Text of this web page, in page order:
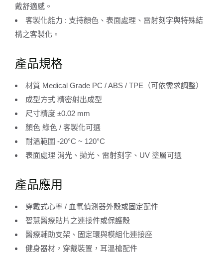
戴舒適感。
客製化能力 : 支持顏色、表面處理、雷射刻字與特殊結
構之客製化。
產品規格
材質 Medical Grade PC / ABS / TPE（可依需求調整）
成型方式 精密射出成型
尺寸精度 ±0.02 mm
顏色 綠色 / 客製化可選
耐溫範圍 -20°C ~ 120°C
表面處理 消光、拋光、雷射刻字、UV 塗層可選
產品應用
穿戴式心率 / 血氧偵測器外殼或固定配件
智慧醫療貼片之連接件或保護殼
醫療輔助支架、固定環與模組化連接座
健身器材，穿戴裝置，耳溫槍配件